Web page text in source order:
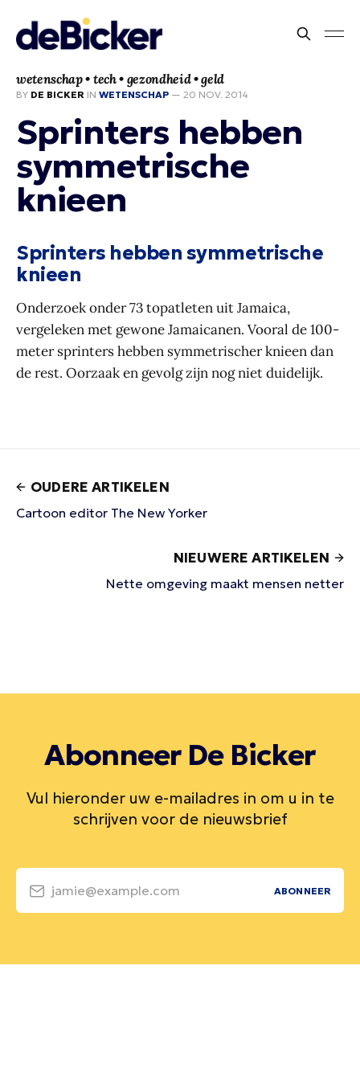
wetenschap • tech • gezondheid • geld
BY DE BICKER IN WETENSCHAP — 20 NOV. 2014
Sprinters hebben
symmetrische
knieen
Sprinters hebben symmetrische
knieen
Onderzoek onder 73 topatleten uit Jamaica,
vergeleken met gewone Jamaicanen. Vooral de 100-
meter sprinters hebben symmetrischer knieen dan
de rest. Oorzaak en gevolg zijn nog niet duidelijk.
OUDERE ARTIKELEN
Cartoon editor The New Yorker
NIEUWERE ARTIKELEN
Nette omgeving maakt mensen netter
Abonneer De Bicker
Vul hieronder uw e-mailadres in om u in te
schrijven voor de nieuwsbrief
jamie@example.com ABONNEER